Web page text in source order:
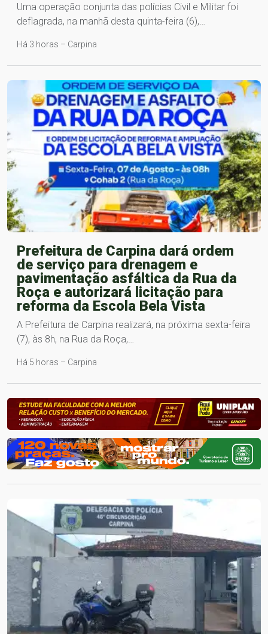
Uma operação conjunta das polícias Civil e Militar foi
deflagrada, na manhã desta quinta-feira (6),…
Há 3 horas – Carpina
Prefeitura de Carpina dará ordem
de serviço para drenagem e
pavimentação asfáltica da Rua da
Roça e autorizará licitação para
reforma da Escola Bela Vista
A Prefeitura de Carpina realizará, na próxima sexta-feira
(7), às 8h, na Rua da Roça,…
Há 5 horas – Carpina